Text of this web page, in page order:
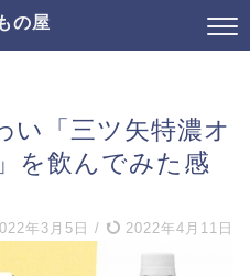
の屋
い「三ツ矢特濃オ
を飲んでみた感
年3月5日 / 2022年4月11日